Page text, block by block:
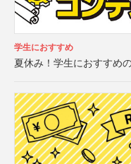
学生におすすめ
夏休み！学生におすすめ